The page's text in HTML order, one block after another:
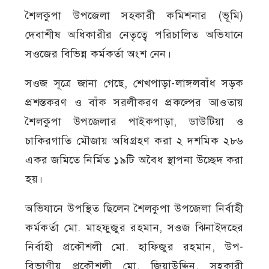
শৈলকুপা উপজেলা সহকারী কমিশনার (ভূমি)
দেবাশীষ অধিকারীর নেতৃত্বে পরিচালিত অভিযানে
সওজের বিভিন্ন কর্মকর্তা অংশ নেন।
সওজ সূত্রে জানা গেছে, শেখপাড়া-লাঙ্গলবাঁধ সড়ক
প্রশস্তকরণ ও বাঁক সরলীকরণ প্রকল্পের আওতায়
শৈলকুপা উপজেলার পাইকপাড়া, ডাউটিয়া ও
চাকিরগাতি মৌজায় অধিগ্রহণ করা ২ দশমিক ২৮৬
একর জমিতে নির্মিত ১৯টি অবৈধ স্থাপনা উচ্ছেদ করা
হয়।
অভিযানে উপস্থিত ছিলেন শৈলকুপা উপজেলা নির্বাহী
কর্মকর্তা মো. মাহফুজুর রহমান, সওজ ঝিনাইদহের
নির্বাহী প্রকৌশলী মো. হাফিজুর রহমান, উপ-
বিভাগীয় প্রকৌশলী মো. জিয়াউদ্দিন, সহকারী